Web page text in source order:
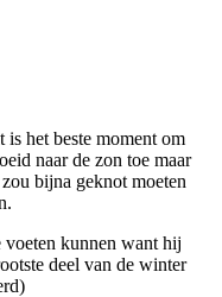
het beste moment om
naar de zon toe maar
bijna geknot moeten
voeten kunnen want hij
deel van de winter